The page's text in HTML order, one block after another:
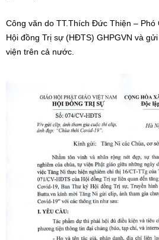
Công văn do TT.Thích Đức Thiện –
Hội đồng Trị sự (HĐTS) GHPGVN và
viện trên cả nước.